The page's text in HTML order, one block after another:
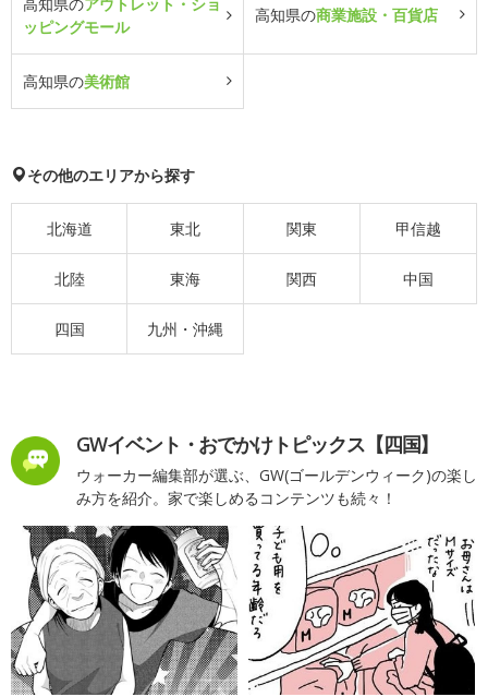
ッピングモール
高知県の商業施設・百貨店
高知県の美術館
その他のエリアから探す
北海道 東北 関東 甲信越
北陸 東海 関西 中国
四国 九州・沖縄
GWイベント・おでかけトピックス【四国】
ウォーカー編集部が選ぶ、GW(ゴールデンウィーク)の楽し
み方を紹介。家で楽しめるコンテンツも続々！